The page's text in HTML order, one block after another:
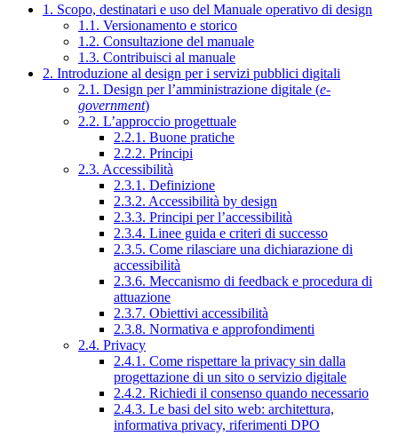
1. Scopo, destinatari e uso del Manuale operativo di design
1.1. Versionamento e storico
1.2. Consultazione del manuale
1.3. Contribuisci al manuale
2. Introduzione al design per i servizi pubblici digitali
2.1. Design per l’amministrazione digitale (e-
government)
2.2. L’approccio progettuale
2.2.1. Buone pratiche
2.2.2. Principi
2.3. Accessibilità
2.3.1. Definizione
2.3.2. Accessibilità by design
2.3.3. Principi per l’accessibilità
2.3.4. Linee guida e criteri di successo
2.3.5. Come rilasciare una dichiarazione di
accessibilità
2.3.6. Meccanismo di feedback e procedura di
attuazione
2.3.7. Obiettivi accessibilità
2.3.8. Normativa e approfondimenti
2.4. Privacy
2.4.1. Come rispettare la privacy sin dalla
progettazione di un sito o servizio digitale
2.4.2. Richiedi il consenso quando necessario
2.4.3. Le basi del sito web: architettura,
informativa privacy, riferimenti DPO